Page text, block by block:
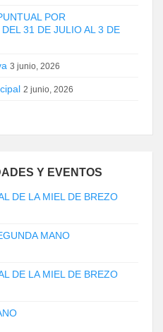
POR
31 DE JULIO AL 3 DE
3 junio, 2026
2 junio, 2026
Y EVENTOS
DE LA MIEL DE BREZO
MANO
DE LA MIEL DE BREZO